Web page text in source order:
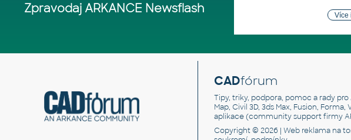
Zpravodaj ARKANCE Newsflash
CADfórum
Tipy, triky, podpora, pomoc a rady pro
Map, Civil 3D, 3ds Max, Fusion,
aplikace (community support firmy
Copyright © 2026 | Web reklamana